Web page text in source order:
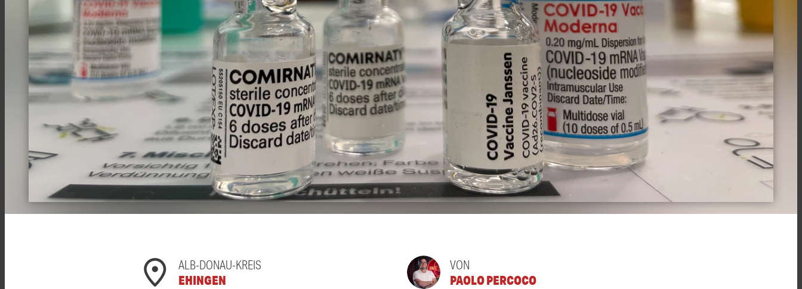
ALB-DONAU-KREIS
EHINGEN
VON
PAOLO PERCOCO